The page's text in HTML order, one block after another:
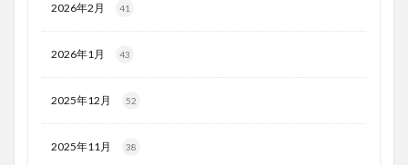
2026年2月 41
2026年1月 43
2025年12月 52
2025年11月 38